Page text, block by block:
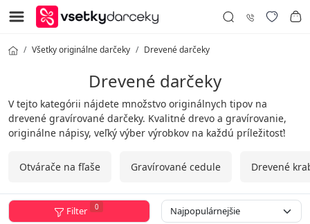
Všetky originálne darčeky Drevené darčeky
Drevené darčeky
V tejto kategórii nájdete množstvo originálnych tipov na
drevené gravírované darčeky. Kvalitné drevo a gravírovanie,
originálne nápisy, veľký výber výrobkov na každú príležitosť!
Otvárače na fľaše Gravírované cedule Drevené
Filter 0